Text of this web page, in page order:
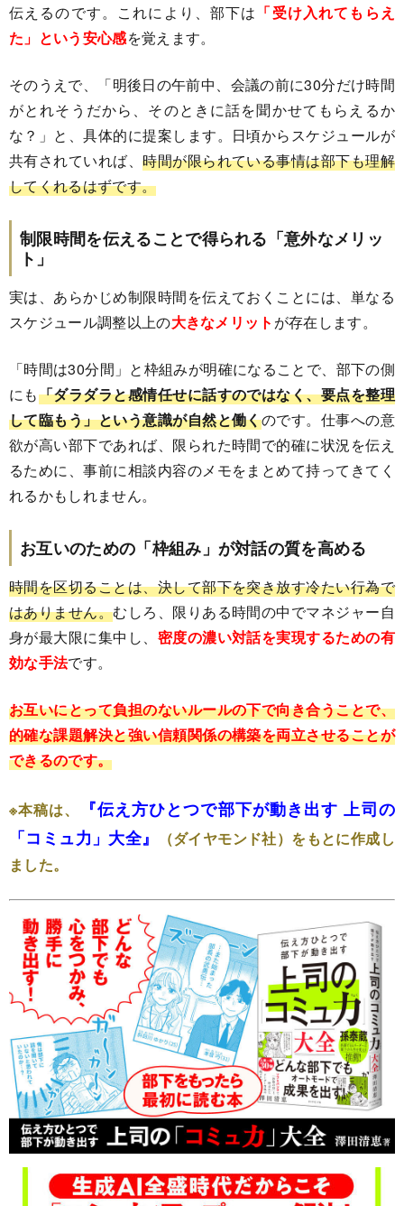
伝えるのです。これにより、部下は 「受け入れてもらえ
た」という安心感を覚えます。
そのうえで、「明後日の午前中、会議の前に30分だけ時間
がとれそうだから、そのときに話を聞かせてもらえるか
な？」と、具体的に提案します。日頃からスケジュールが
共有されていれば、時間が限られている事情は部下も理解
してくれるはずです。
制限時間を伝えることで得られる「意外なメリッ
ト」
実は、あらかじめ制限時間を伝えておくことには、単なる
スケジュール調整以上の大きなメリット が存在します。
「時間は30分間」と枠組みが明確になることで、部下の側
にも「ダラダラと感情任せに話すのではなく、要点を整理
して臨もう」という意識が自然と働くのです。仕事への意
欲が高い部下であれば、限られた時間で的確に状況を伝え
るために、事前に相談内容のメモをまとめて持ってきてく
れるかもしれません。
お互いのための「枠組み」が対話の質を高める
時間を区切ることは、決して部下を突き放す冷たい行為で
はありません。むしろ、限りある時間の中でマネジャー自
身が最大限に集中し、 密度の濃い対話を実現するための有
効な手法です。
お互いにとって負担のないルールの下で向き合うことで、
的確な課題解決と強い信頼関係の構築を両立させることが
できるのです。
※本稿は、
『伝え方ひとつで部下が動き出す 上司の
「コミュ力」大全』
（ダイヤモンド社）をもとに作成し
ました。